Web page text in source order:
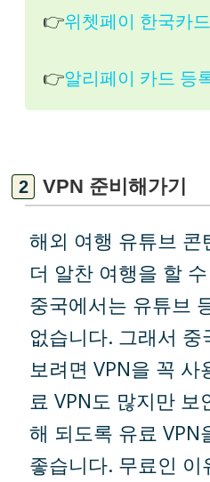
👉위쳇페이 한국카
👉알리페이 카드 등
VPN 준비해가기
해외 여행 유튜브 콘
더 알찬 여행을 할
중국에서는 유튜브
없습니다. 그래서
보려면 VPN을 꼭
료 VPN도 많지만 보
해 되도록 유료 VPN
좋습니다. 무료인 이